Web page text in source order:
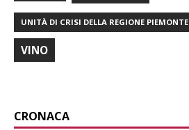
UNITÀ DI CRISI DELLA REGIONE PIEMONTE
VINO
CRONACA